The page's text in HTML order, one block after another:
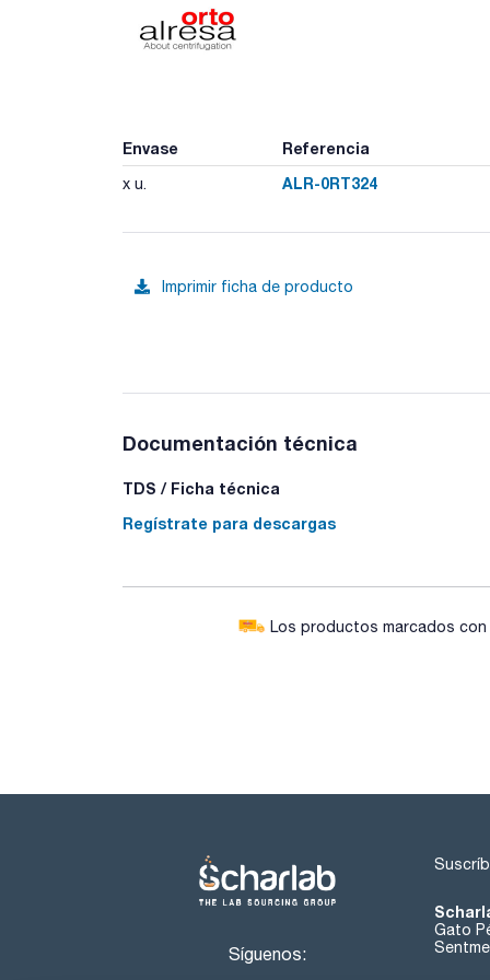
Envase Referencia
x u. ALR-0RT324
Imprimir ficha de producto
Documentación técnica
TDS / Ficha técnica
Regístrate para descargas
Los productos marcados
Síguenos:
Gato